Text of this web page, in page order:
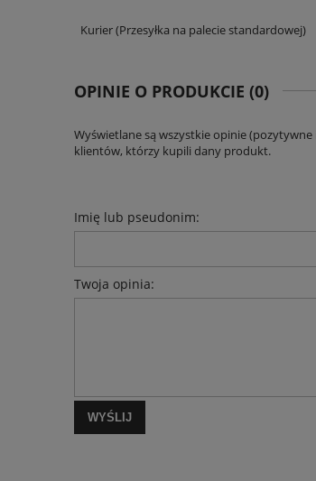
CENA NIE
Kurier(Przesyłka na palecie standardowej)
OPINIE O PRODUKCIE (0)
Wyświetlane są wszystkie opinie
klientów, którzy kupili dany produkt.
Imię lub pseudonim:
Twoja opinia:
WYŚLIJ